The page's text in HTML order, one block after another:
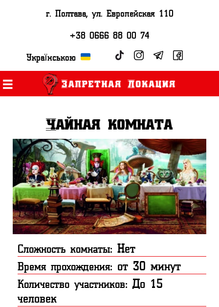
г. Полтава, ул. Европейская 110
+38 0666 88 00 74
Українською
Чайная комната
Сложность комнаты:Нет
Время прохождения: от 30 минут
Количество участников:До 15
человек